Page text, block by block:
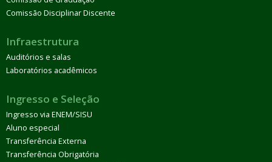
Comissão Disciplinar Discente
Infraestrutura
Auditórios e salas
Laboratórios acadêmicos
Ingresso e Seleção
Ingresso via ENEM/SISU
Aluno especial
Transferência Externa
Transferência Obrigatória